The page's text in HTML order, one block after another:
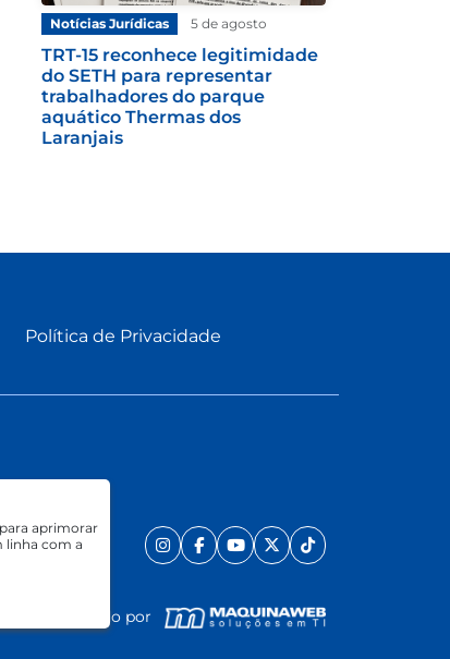
Notícias Jurídicas 5 de agosto
TRT-15 reconhece legitimidade
do SETH para representar
trabalhadores do parque
aquático Thermas dos
Laranjais
Política de Privacidade
Desenvolvido por
aprimorar
linha com a